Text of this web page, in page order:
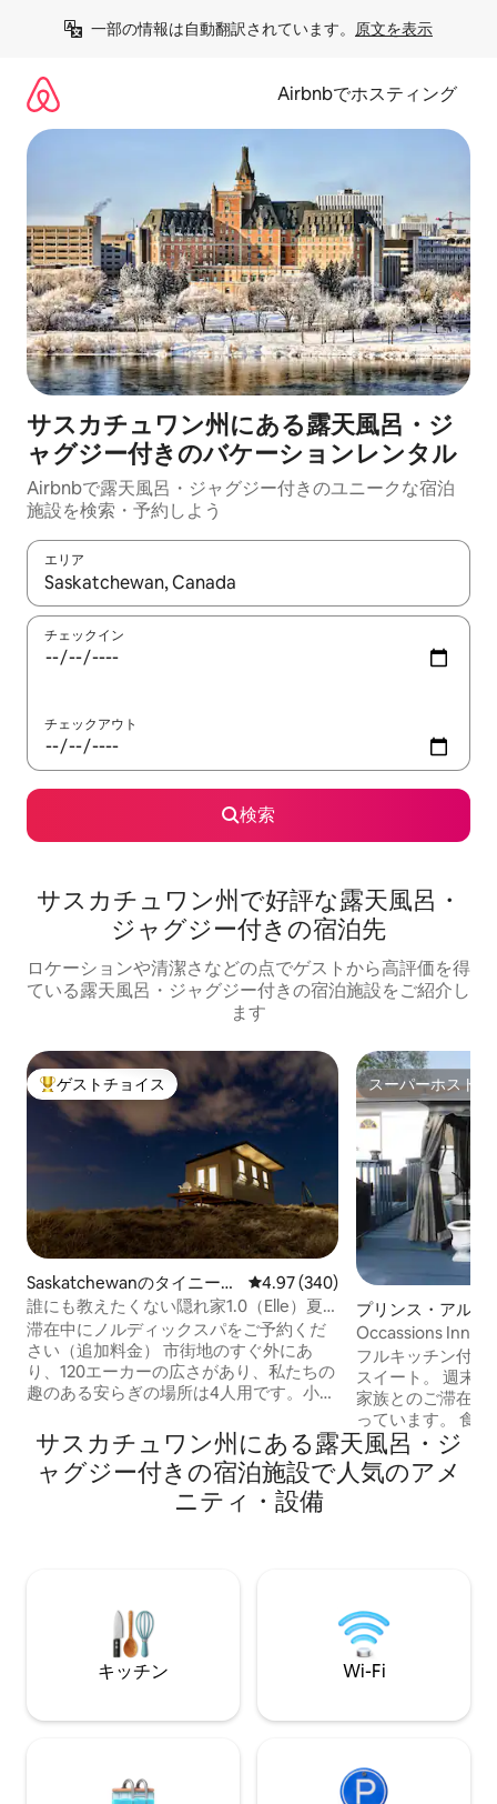
一部の情報は自動翻訳されています。 原文を表示
Airbnbでホスティング
サスカチュワン州にある露天風呂・ジ
ャグジー付きのバケーションレンタル
Airbnbで露天風呂・ジャグジー付きのユニークな宿泊
施設を検索・予約しよう
エリア
検索結果が表示されたら、上下の矢印キーを使って移動するか
チェックイン
チェックアウト
検索
サスカチュワン州で好評な露天風呂・
ジャグジー付きの宿泊先
ロケーションや清潔さなどの点でゲストから高評価を得
ている露天風呂・ジャグジー付きの宿泊施設をご紹介し
ます
大好評のゲストチョイスです。
ゲストチョイス
Saskatchewanのタイニーハ
ウス
レビュー340件、5つ星中4.97つ
4.97 (340)
誰にも教えたくない隠れ家1.0（Elle）夏
の旅行先
滞在中にノルディックスパをご予約くだ
さい（追加料金） 市街地のすぐ外にあ
り、120エーカーの広さがあり、私たちの
趣のある安らぎの場所は4人用です。小さ
専用シャワーハウスで、専用バスルーム
をお楽しみください。 私たちのタイニー
ハウスは、私たち家族にとって情熱的な
プロジェクトです。私たちと同じよう
に、この土地で思い出を作ることを楽し
スーパーホスト
スーパーホスト
プリンス・アルバ
トスイート
Occassions Innの
ォークインシャワ
フルキッチン付き
スイート。 週末のお祝いや、お友達やご
家族とのご滞在に
っています。 食器洗い機で簡単に洗えま
す。 温かいウォーマーと冷蔵ボックスを
備えた大型シェフ
ゆる調理ニーズに対応
らしい映画を見たり
ようなベッドで眠
う。
サスカチュワン州にある露天風呂・ジ
ャグジー付きの宿泊施設で人気のアメ
ニティ・設備
キッチン Wi-Fi